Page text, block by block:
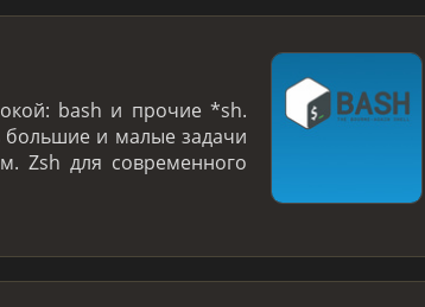
bash и прочие *sh.
и малые задачи
Zsh для современного